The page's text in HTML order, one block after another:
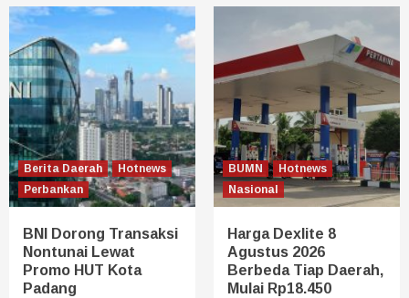
Berita Daerah
Hotnews
Perbankan
BNI Dorong Transaksi
Nontunai Lewat
Promo HUT Kota
Padang
BUMN
Hotnews
Nasional
Harga Dexlite 8
Agustus 2026
Berbeda Tiap Daerah,
Mulai Rp18.450